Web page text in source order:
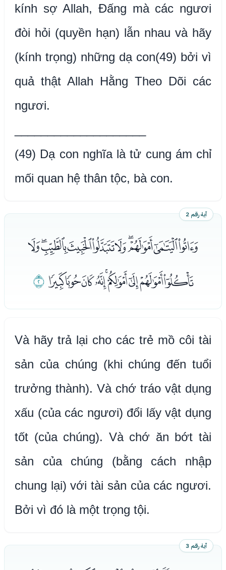
kính sợ Allah, Đấng mà các ngươi
đòi hỏi (quyền hạn) lẫn nhau và hãy
(kính trọng) những dạ con(49) bởi vì
quả thật Allah Hằng Theo Dõi các
ngươi.
(49) Dạ con nghĩa là tử cung ám chỉ
mối quan hệ thân tộc, bà con.
آية رقم 2
ﭰﭱﭲﭳﭴﭵﭶﭷﭸﭹ
ﭺﭻﭼﭽﭾﭿﮀﮁﮂﮃ
Và hãy trả lại cho các trẻ mồ côi tài
sản của chúng (khi chúng đến tuổi
trưởng thành). Và chớ tráo vật dụng
xấu (của các ngươi) đổi lấy vật dụng
tốt (của chúng). Và chớ ăn bớt tài
sản của chúng (bằng cách nhập
chung lại) với tài sản của các ngươi.
Bởi vì đó là một trọng tội.
آية رقم 3